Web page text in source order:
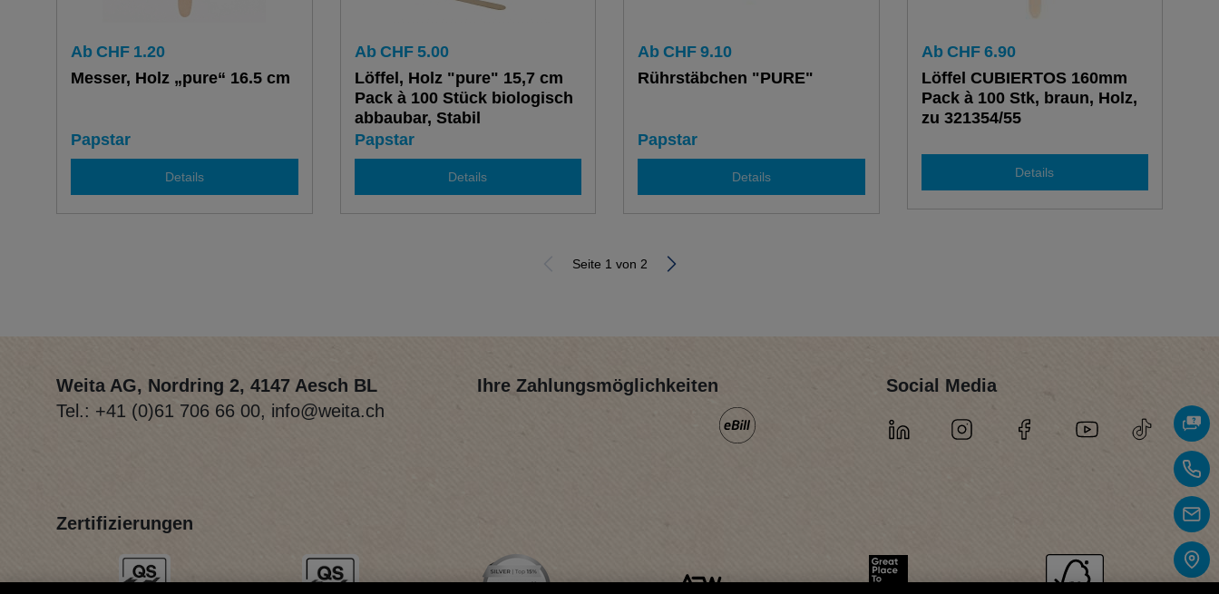
Ab CHF 1.20
Messer, Holz „pure“ 16.5 cm
Papstar
Details
Ab CHF 5.00
Löffel, Holz "pure" 15,7 cm
Pack à 100 Stück biologisch
abbaubar, Stabil
Papstar
Details
Ab CHF 9.10
Rührstäbchen "PURE"
Papstar
Details
Ab CHF 6.90
Löffel CUBIERTOS 160mm
Pack à 100 Stk, braun, Holz,
zu 321354/55
Details
Seite 1 von 2
Weita AG, Nordring 2, 4147 Aesch BL
Tel.: +41 (0)61 706 66 00, info@weita.ch
Ihre Zahlungsmöglichkeiten Social Media
Zertifizierungen